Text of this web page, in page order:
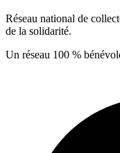
Réseau national de
de la solidarité.
Un réseau 100 %